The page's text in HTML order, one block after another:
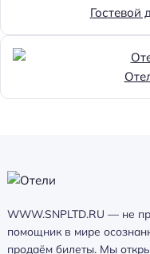
Гостевой
WWW.SNPLTD.RU — не
помощник в мире
продаём билеты. Мы